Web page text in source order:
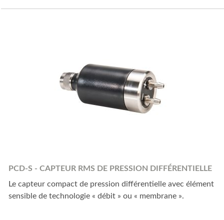
PCD-S - CAPTEUR RMS DE PRESSION DIFFÉRENTIELLE
Le capteur compact de pression différentielle avec élément
sensible de technologie « débit » ou « membrane ».